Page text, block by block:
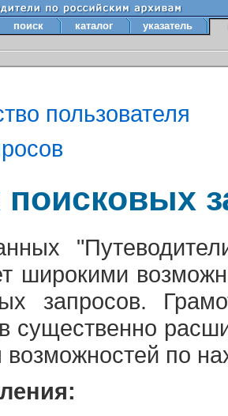
поиск каталог указатель
пользователя
широкими
запросов.
существенно
возможностей по